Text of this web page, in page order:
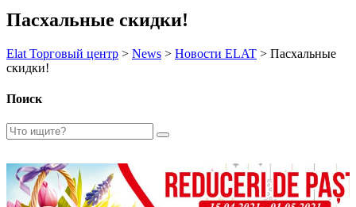
Пасхальные скидки!
Elat Торговый центр > News > Новости ELAT > Пасхальные
скидки!
Поиск